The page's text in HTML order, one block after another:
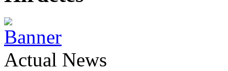
Actual News